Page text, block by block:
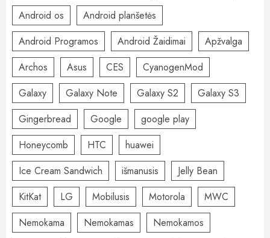
Android os
Android planšetės
Android Programos
Android Žaidimai
Apžvalga
Archos
Asus CES
CyanogenMod
Galaxy
Galaxy Note Galaxy S2
Galaxy S3
Gingerbread
Google
google play
Honeycomb
HTC
huawei
Ice Cream Sandwich
išmanusis
Jelly Bean
KitKat
LG Mobilusis Motorola
MWC
Nemokama
Nemokamas
Nemokamos